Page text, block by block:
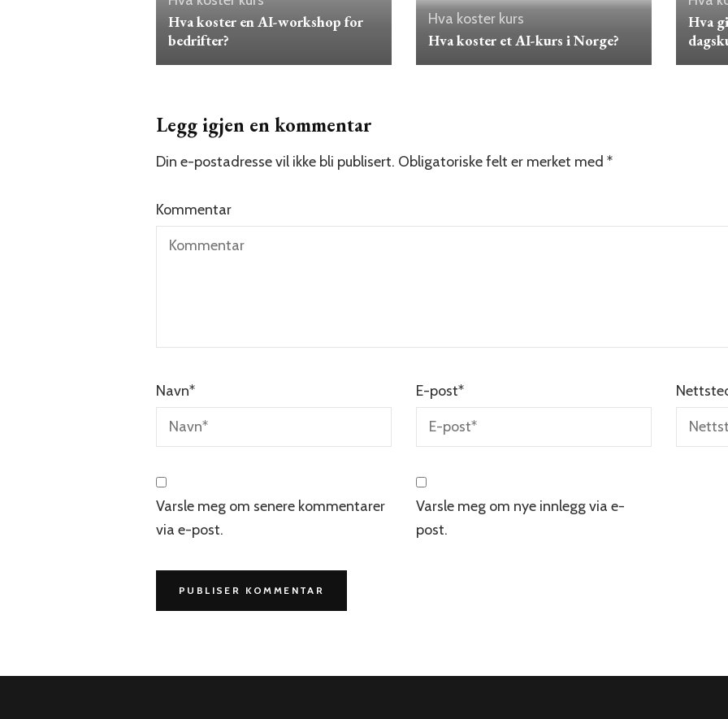
Hva koster en AI-workshop for
bedrifter?
Hva koster kurs
Hva koster et AI-kurs i Norge?
Hva
Legg igjen en kommentar
Din e-postadresse vil ikke bli publisert. Obligatoriske felt er merket med *
Kommentar
Navn* E-post*
Varsle meg om senere kommentarer
via e-post.
Varsle meg om nye innlegg via e-
post.